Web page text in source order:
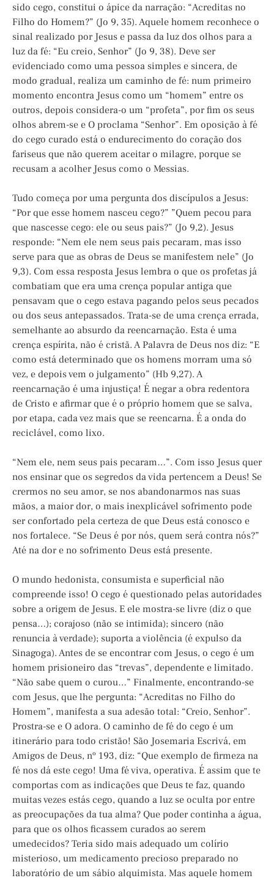
sido cego, constitui o ápice da narração: “Acreditas no
Filho do Homem?” (Jo 9, 35). Aquele homem reconhece o
sinal realizado por Jesus e passa da luz dos olhos para a
luz da fé: “Eu creio, Senhor” (Jo 9, 38). Deve ser
evidenciado como uma pessoa simples e sincera, de
modo gradual, realiza um caminho de fé: num primeiro
momento encontra Jesus como um “homem” entre os
outros, depois considera-o um “profeta”, por fim os seus
olhos abrem-se e O proclama “Senhor”. Em oposição à fé
do cego curado está o endurecimento do coração dos
fariseus que não querem aceitar o milagre, porque se
recusam a acolher Jesus como o Messias.
Tudo começa por uma pergunta dos discípulos a Jesus:
“Por que esse homem nasceu cego?” ”Quem pecou para
que nascesse cego: ele ou seus pais?” (Jo 9,2). Jesus
responde: “Nem ele nem seus pais pecaram, mas isso
serve para que as obras de Deus se manifestem nele” (Jo
9,3). Com essa resposta Jesus lembra o que os profetas já
combatiam que era uma crença popular antiga que
pensavam que o cego estava pagando pelos seus pecados
ou dos seus antepassados. Trata-se de uma crença errada,
semelhante ao absurdo da reencarnação. Esta é uma
crença espírita, não é cristã. A Palavra de Deus nos diz: “E
como está determinado que os homens morram uma só
vez, e depois vem o julgamento” (Hb 9,27). A
reencarnação é uma injustiça! É negar a obra redentora
de Cristo e afirmar que é o próprio homem que se salva,
por etapa, cada vez mais que se reencarna. É a onda do
reciclável, como lixo.
“Nem ele, nem seus pais pecaram…”. Com isso Jesus quer
nos ensinar que os segredos da vida pertencem a Deus! Se
crermos no seu amor, se nos abandonarmos nas suas
mãos, a maior dor, o mais inexplicável sofrimento pode
ser confortado pela certeza de que Deus está conosco e
nos fortalece. “Se Deus é por nós, quem será contra nós?”
Até na dor e no sofrimento Deus está presente.
O mundo hedonista, consumista e superficial não
compreende isso! O cego é questionado pelas autoridades
sobre a origem de Jesus. E ele mostra-se livre (diz o que
pensa…); corajoso (não se intimida); sincero (não
renuncia à verdade); suporta a violência (é expulso da
Sinagoga). Antes de se encontrar com Jesus, o cego é um
homem prisioneiro das “trevas”, dependente e limitado.
“Não sabe quem o curou…” Finalmente, encontrando-se
com Jesus, que lhe pergunta: “Acreditas no Filho do
Homem”, manifesta a sua adesão total: “Creio, Senhor”.
Prostra-se e O adora. O caminho de fé do cego é um
itinerário para todo cristão! São Josemaria Escrivá, em
Amigos de Deus, nº 193, diz: “Que exemplo de firmeza na
fé nos dá este cego! Uma fé viva, operativa. É assim que te
comportas com as indicações que Deus te faz, quando
muitas vezes estás cego, quando a luz se oculta por entre
as preocupações da tua alma? Que poder continha a água,
para que os olhos ficassem curados ao serem
umedecidos? Teria sido mais adequado um colírio
misterioso, um medicamento precioso preparado no
laboratório de um sábio alquimista. Mas aquele homem